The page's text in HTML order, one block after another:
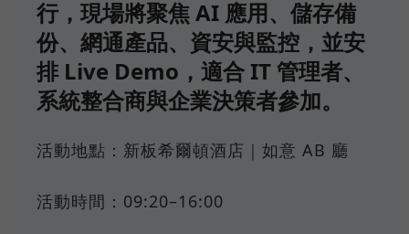
行，現場將聚焦 AI 應用、儲存備
份、網通產品、資安與監控，並安
排 Live Demo，適合 IT 管理者、
系統整合商與企業決策者參加。
活動地點：新板希爾頓酒店｜如意 AB 廳
活動時間：09:20–16:00